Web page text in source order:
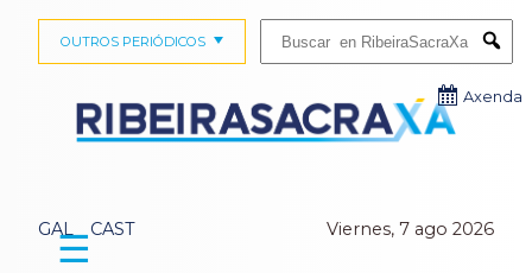
GAL CAST Viernes, 7 ago 2026
OUTROS PERIÓDICOS
Axenda
☰